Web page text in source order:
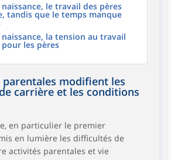
le travail des pères
tandis que le temps manque
la tension au travail
les pères
parentales modifient les
carrière et les conditions
en particulier le premier
en lumière les difficultés de
activités parentales et vie